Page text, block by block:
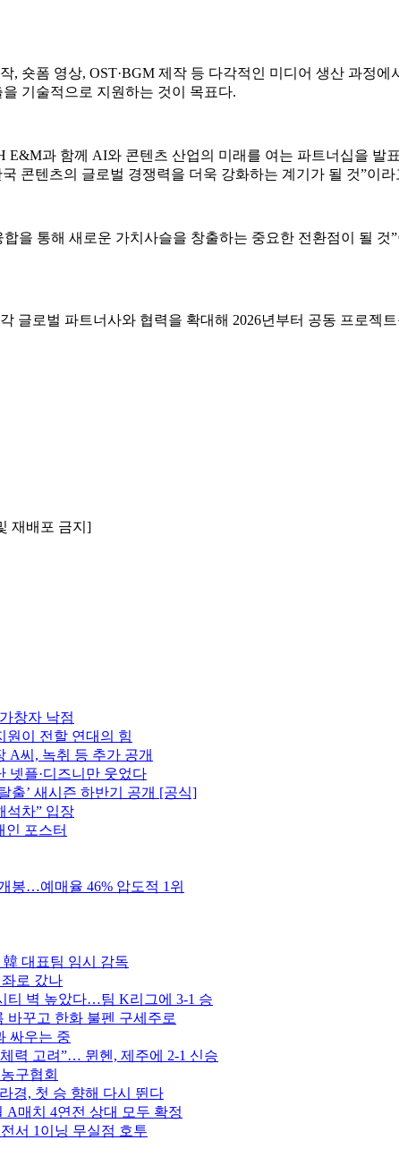
숏폼 영상, OST·BGM 제작 등 다각적인 미디어 생산 과정
기술적으로 지원하는 것이 목표다.
E&M과 함께 AI와 콘텐츠 산업의 미래를 여는 파트너십을 발
콘텐츠의 글로벌 경쟁력을 더욱 강화하는 계기가 될 것”이라
을 통해 새로운 가치사슬을 창출하는 중요한 전환점이 될
글로벌 파트너사와 협력을 확대해 2026년부터 공동 프로젝
재배포 금지]
창자 낙점
원이 전할 연대의 힘
A씨, 녹취 등 추가 공개
넷플·디즈니만 웃었다
출’ 새시즌 하반기 공개 [공식]
석차” 입장
포스터
봉…예매율 46% 압도적 1위
대표팀 임시 감독
로 갔나
티 벽 높았다…팀 K리그에 3-1 승
꾸고 한화 불펜 구세주로
싸우는 중
력 고려”… 뮌헨, 제주에 2-1 신승
구협회
경, 첫 승 향해 다시 뛴다
매치 4연전 상대 모두 확정
서 1이닝 무실점 호투